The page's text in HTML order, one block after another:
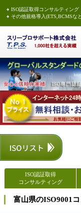
ISO認証取得コンサルティング
その他規格導入(ETS,BCMSな
ISO認証取得
コンサルティング
富山県のISO9001